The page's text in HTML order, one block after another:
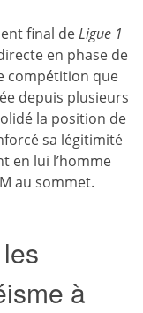
final deLigue 1
en phase de
compétition que
depuis plusieurs
la position de
sa légitimité
en lui l’homme
au sommet.
à